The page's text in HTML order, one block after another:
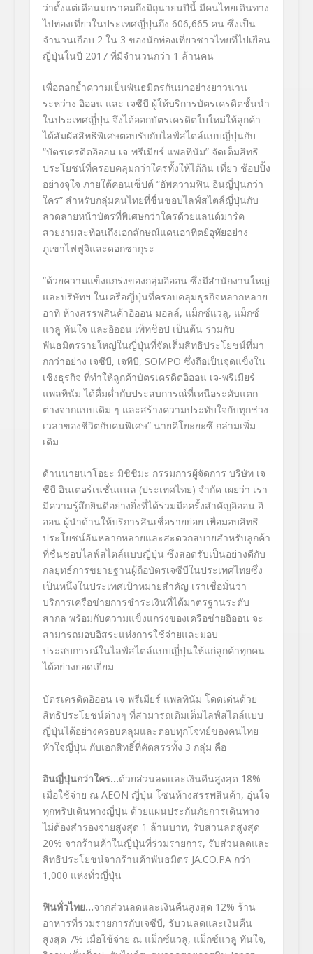
ว่าตั้งแต่เดือนมกราคมถึงมิถุนายนปีนี้ มีคนไทยเดินทาง
ไปท่องเที่ยวในประเทศญี่ปุ่นถึง 606,665 คน ซึ่งเป็น
จำนวนเกือบ 2 ใน 3 ของนักท่องเที่ยวชาวไทยที่ไปเยือน
ญี่ปุ่นในปี 2017 ที่มีจำนวนกว่า 1 ล้านคน
เพื่อตอกย้ำความเป็นพันธมิตรกันมาอย่างยาวนาน
ระหว่าง อิออน และ เจซีบี ผู้ให้บริการบัตรเครดิตชั้นนำ
ในประเทศญี่ปุ่น จึงได้ออกบัตรเครดิตใบใหม่ให้ลูกค้า
ได้สัมผัสสิทธิพิเศษตอบรับกับไลฟ์สไตล์แบบญี่ปุ่นกับ
“บัตรเครดิตอิออน เจ-พรีเมียร์ แพลทินัม” จัดเต็มสิทธิ
ประโยชน์ที่ครอบคลุมกว่าใครทั้งให้ได้กิน เที่ยว ช้อปปิ้ง
อย่างจุใจ ภายใต้คอนเซ็ปต์ “อัพความฟิน อินญี่ปุ่นกว่า
ใคร” สำหรับกลุ่มคนไทยที่ชื่นชอบไลฟ์สไตล์ญี่ปุ่นกับ
ลวดลายหน้าบัตรที่พิเศษกว่าใครด้วยแลนด์มาร์ค
สวยงามสะท้อนถึงเอกลักษณ์แดนอาทิตย์อุทัยอย่าง
ภูเขาไฟฟูจิและดอกซากุระ
“ด้วยความแข็งแกร่งของกลุ่มอิออน ซึ่งมีสำนักงานใหญ่
และบริษัทฯ ในเครือญี่ปุ่นที่ครอบคลุมธุรกิจหลากหลาย
อาทิ ห้างสรรพสินค้าอิออน มอลล์, แม็กซ์แวลู, แม็กซ์
แวลู ทันใจ และอิออน เพ็ทช็อป เป็นต้น ร่วมกับ
พันธมิตรรายใหญ่ในญี่ปุ่นที่จัดเต็มสิทธิประโยชน์ที่มา
กกว่าอย่าง เจซีบี, เจทีบี, SOMPO ซึ่งถือเป็นจุดแข็งใน
เชิงธุรกิจ ที่ทำให้ลูกค้าบัตรเครดิตอิออน เจ-พรีเมียร์
แพลทินัม ได้ดื่มด่ำกับประสบการณ์ที่เหนือระดับแตก
ต่างจากแบบเดิม ๆ และสร้างความประทับใจกับทุกช่วง
เวลาของชีวิตกับคนพิเศษ” นายคิโยะยะซึ กล่ามเพิ่ม
เติม
ด้านนายนาโอยะ มิชิชิมะ กรรมการผู้จัดการ บริษัท เจ
ซีบี อินเตอร์เนชั่นแนล (ประเทศไทย) จำกัด เผยว่า เรา
มีความรู้สึกยินดีอย่างยิ่งที่ได้ร่วมมือครั้งสำคัญอิออน อิ
ออน ผู้นำด้านให้บริการสินเชื่อรายย่อย เพื่อมอบสิทธิ
ประโยชน์อันหลากหลายและสะดวกสบายสำหรับลูกค้า
ที่ชื่นชอบไลฟ์สไตล์แบบญี่ปุ่น ซึ่งสอดรับเป็นอย่างดีกับ
กลยุทธ์การขยายฐานผู้ถือบัตรเจซีบีในประเทศไทยซึ่ง
เป็นหนึ่งในประเทศเป้าหมายสำคัญ เราเชื่อมั่นว่า
บริการเครือข่ายการชำระเงินที่ได้มาตรฐานระดับ
สากล พร้อมกับความแข็งแกร่งของเครือข่ายอิออน จะ
สามารถมอบอิสระแห่งการใช้จ่ายและมอบ
ประสบการณ์ในไลฟ์สไตล์แบบญี่ปุ่นให้แก่ลูกค้าทุกคน
ได้อย่างยอดเยี่ยม
บัตรเครดิตอิออน เจ-พรีเมียร์ แพลทินัม โดดเด่นด้วย
สิทธิประโยชน์ต่างๆ ที่สามารถเติมเต็มไลฟ์สไตล์แบบ
ญี่ปุ่นได้อย่างครอบคลุมและตอบทุกโจทย์ของคนไทย
หัวใจญี่ปุ่น กับเอกสิทธิ์ที่คัดสรรทั้ง 3 กลุ่ม คือ
อินญี่ปุ่นกว่าใคร…ด้วยส่วนลดและเงินคืนสูงสุด 18%
เมื่อใช้จ่าย ณ AEON ญี่ปุ่น โซนห้างสรรพสินค้า, อุ่นใจ
ทุกทริปเดินทางญี่ปุ่น ด้วยแผนประกันภัยการเดินทาง
ไม่ต้องสำรองจ่ายสูงสุด 1 ล้านบาท, รับส่วนลดสูงสุด
20% จากร้านค้าในญี่ปุ่นที่ร่วมรายการ, รับส่วนลดและ
สิทธิประโยชน์จากร้านค้าพันธมิตร JA.CO.PA กว่า
1,000 แห่งทั่วญี่ปุ่น
ฟินทั่วไทย…จากส่วนลดและเงินคืนสูงสุด 12% ร้าน
อาหารที่ร่วมรายการกับเจซีบี, รับวนลดและเงินคืน
สูงสุด 7% เมื่อใช้จ่าย ณ แม็กซ์แวลู, แม็กซ์แวลู ทันใจ,